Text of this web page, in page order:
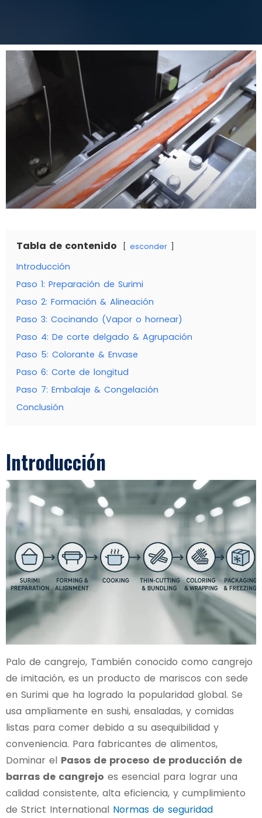
Tabla de contenido esconder
Introducción
Paso 1: Preparación de Surimi
Paso 2: Formación & Alineación
Paso 3: Cocinando (Vapor o hornear)
Paso 4: De corte delgado & Agrupación
Paso 5: Colorante & Envase
Paso 6: Corte de longitud
Paso 7: Embalaje & Congelación
Conclusión
Introducción
Palo de cangrejo, También conocido como cangrejo
de imitación, es un producto de mariscos con sede
en Surimi que ha logrado la popularidad global. Se
usa ampliamente en sushi, ensaladas, y comidas
listas para comer debido a su asequibilidad y
conveniencia. Para fabricantes de alimentos,
Dominar el Pasos de proceso de producción de
barras de cangrejo es esencial para lograr una
calidad consistente, alta eficiencia, y cumplimiento
de Strict International Normas de seguridad